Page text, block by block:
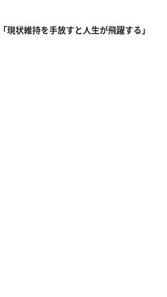
現状維持を手放すと人生が飛躍する」